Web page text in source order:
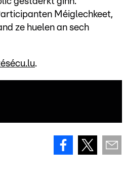
Méiglechkeet,
ze huelen an sech
.